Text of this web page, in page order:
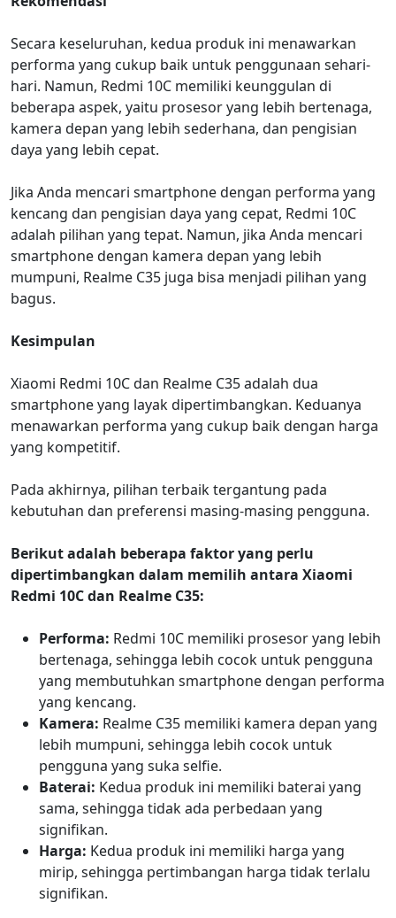
Secara keseluruhan, kedua produk ini menawarkan
performa yang cukup baik untuk penggunaan sehari-
hari. Namun, Redmi 10C memiliki keunggulan di
beberapa aspek, yaitu prosesor yang lebih bertenaga,
kamera depan yang lebih sederhana, dan pengisian
daya yang lebih cepat.
Jika Anda mencari smartphone dengan performa yang
kencang dan pengisian daya yang cepat, Redmi 10C
adalah pilihan yang tepat. Namun, jika Anda mencari
smartphone dengan kamera depan yang lebih
mumpuni, Realme C35 juga bisa menjadi pilihan yang
bagus.
Kesimpulan
Xiaomi Redmi 10C dan Realme C35 adalah dua
smartphone yang layak dipertimbangkan. Keduanya
menawarkan performa yang cukup baik dengan harga
yang kompetitif.
Pada akhirnya, pilihan terbaik tergantung pada
kebutuhan dan preferensi masing-masing pengguna.
Berikut adalah beberapa faktor yang perlu
dipertimbangkan dalam memilih antara Xiaomi
Redmi 10C dan Realme C35:
Performa: Redmi 10C memiliki prosesor yang lebih
bertenaga, sehingga lebih cocok untuk pengguna
yang membutuhkan smartphone dengan performa
yang kencang.
Kamera: Realme C35 memiliki kamera depan yang
lebih mumpuni, sehingga lebih cocok untuk
pengguna yang suka selfie.
Baterai: Kedua produk ini memiliki baterai yang
sama, sehingga tidak ada perbedaan yang
signifikan.
Harga: Kedua produk ini memiliki harga yang
mirip, sehingga pertimbangan harga tidak terlalu
signifikan.